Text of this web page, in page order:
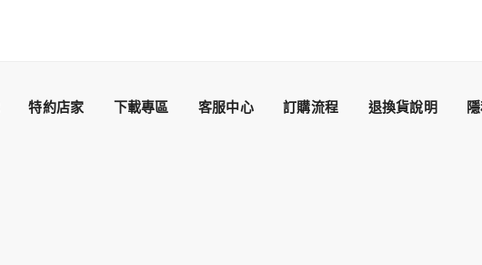
特約店家 下載專區 客服中心 訂購流程 退換貨說明